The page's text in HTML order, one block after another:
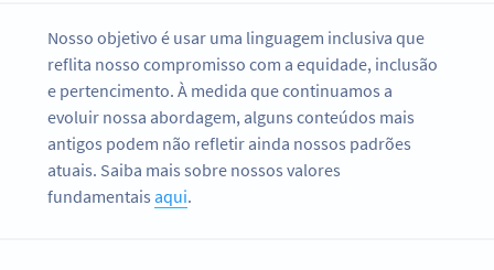
Nosso objetivo é usar uma linguagem inclusiva que
reflita nosso compromisso com a equidade, inclusão
e pertencimento. À medida que continuamos a
evoluir nossa abordagem, alguns conteúdos mais
antigos podem não refletir ainda nossos padrões
atuais. Saiba mais sobre nossos valores
fundamentaisaqui.